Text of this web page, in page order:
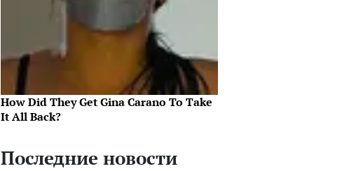
How Did They Get Gina Carano To Take
It All Back?
Последние новости